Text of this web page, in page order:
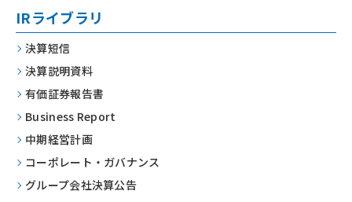
IRライブラリ
決算短信
決算説明資料
有価証券報告書
Business Report
中期経営計画
コーポレート・ ガバナンス
グループ会社決算公告